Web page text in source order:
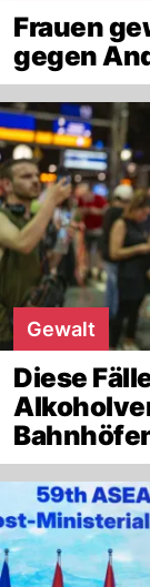
Frauen
gegen
Gewalt
Diese